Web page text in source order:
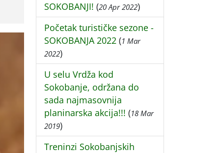
SOKOBANJI! (20 Apr 2022)
Početak turističke sezone -
SOKOBANJA 2022 (1 Mar
2022)
U selu Vrdža kod
Sokobanje, održana do
sada najmasovnija
planinarska akcija!!! (18 Mar
2019)
Treninzi Sokobanjskih